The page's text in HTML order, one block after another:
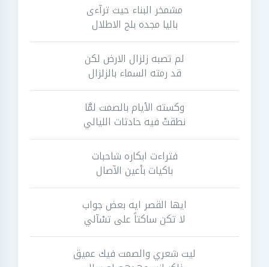
مشمخر البناء حيث ترآءى
باليا مجده بلح الاطلال
لم تصبه زلزال الارض لكن
قد رمته السماء بالزلزال
وكسته الأيام بالصمت لمَّا
نطقتْ فيه حادثات الليالي
فتراءت ابكاره شاحبات
باكيات بأعين الآصال
ايها القصر ايه بعض جواب
لا تكن ساكتاً على تسْآلي
ليت شعري والصمت فيك عميق